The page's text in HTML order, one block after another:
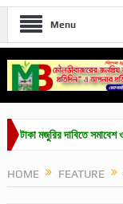
Menu
মজুরির দাবিতে সমাবেশ ও বিক্ষোভ
HOME FEATURE